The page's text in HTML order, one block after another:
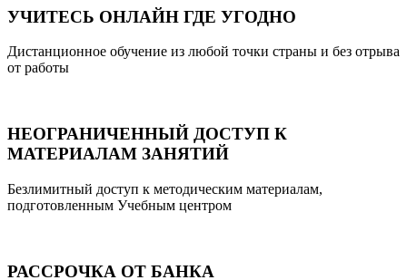
УЧИТЕСЬ ОНЛАЙН ГДЕ УГОДНО
Дистанционное обучение из любой точки страны и без отрыва
от работы
НЕОГРАНИЧЕННЫЙ ДОСТУП К
МАТЕРИАЛАМ ЗАНЯТИЙ
Безлимитный доступ к методическим материалам,
подготовленным Учебным центром
РАССРОЧКА ОТ БАНКА